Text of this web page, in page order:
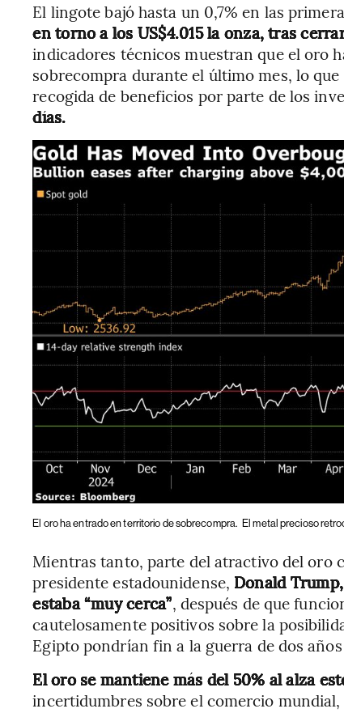
El lingote bajó hasta un 0,7% en las
en torno a los US$4.015 la onza, tras
indicadores técnicos muestran que el oro
sobrecompra durante el último mes, lo
recogida de beneficios por parte de los
días.
El oro ha entrado en territorio de sobrecompra. El metal precioso
Mientras tanto, parte del atractivo del oro
presidente estadounidense, Donald
estaba “muy cerca”, después de que
cautelosamente positivos sobre la
Egipto pondrían fin a la guerra de dos años
El oro se mantiene más del 50% al alza
incertidumbres sobre el comercio mundial,